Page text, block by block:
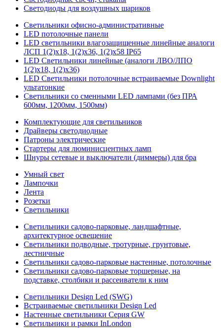
Светодиоды для воздушных шариков
Светильники офисно-административные
LED потолочные панели
LED светильники влагозащищенные линейные аналоги
ЛСП 1(2)х18, 1(2)х36, 1(2)х58 IP65
LED Светильники линейные (аналоги ЛВО/ЛПО
1(2)х18, 1(2)х36)
LED Светильники потолочные встраиваемые Downlight
ультатонкие
Светильники со сменными LED лампами (без ПРА
600мм, 1200мм, 1500мм)
Комплектующие для светильников
Драйверы светодиодные
Патроны электрические
Стартеры для люминисцентных ламп
Шнуры сетевые и выключатели (диммеры) для бра
Умный свет
Лампочки
Лента
Розетки
Светильники
Светильники садово-парковые, ландшафтные,
архитектурное освещение
Светильники подводные, тротурные, грунтовые,
лестничные
Светильники садово-парковые настенные, потолочные
Светильники садово-парковые торшерные, на
подставке, столбики и рассеиватели к ним
Светильники Design Led (SWG)
Встраиваемые светильники Design Led
Настенные светильники Серия GW
Светильники и рамки InLondon